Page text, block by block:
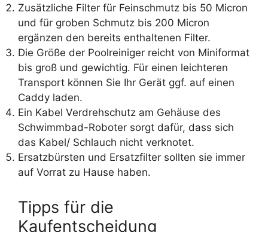
Zusätzliche Filter für Feinschmutz bis 50 Micron
und für groben Schmutz bis 200 Micron
ergänzen den bereits enthaltenen Filter.
Die Größe der Poolreiniger reicht von Miniformat
bis groß und gewichtig. Für einen leichteren
Transport können Sie Ihr Gerät ggf. auf einen
Caddy laden.
Ein Kabel Verdrehschutz am Gehäuse des
Schwimmbad-Roboter sorgt dafür, dass sich
das Kabel/ Schlauch nicht verknotet.
Ersatzbürsten und Ersatzfilter sollten sie immer
auf Vorrat zu Hause haben.
Tipps für die
Kaufentscheidung